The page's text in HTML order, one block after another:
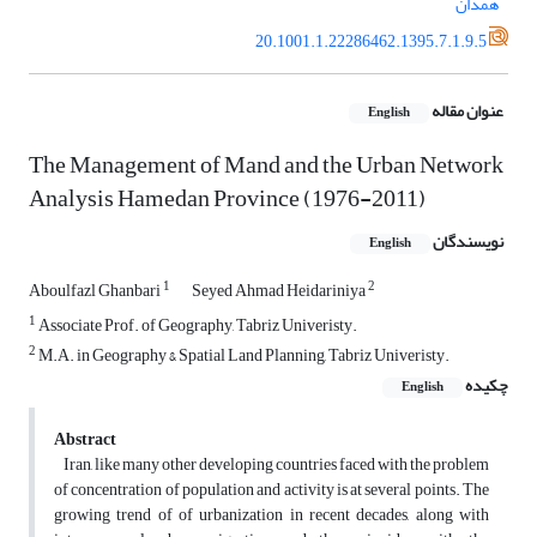
20.1001.1.22286462.1395.7.1.9.5
عنوان مقاله English
The Management of Mand and the Urban Network
Analysis Hamedan Province (1976-2011)
نویسندگان English
Aboulfazl Ghanbari1 Seyed Ahmad Heidariniya2
1Associate Prof. of Geography, Tabriz Univeristy.
2M.A. in Geography & Spatial Land Planning, Tabriz Univeristy.
چکیده
English
Abstract
Iran, like many other developing countries faced with the problem
of concentration of population and activity is at several points. The
growing trend of of urbanization in recent decades, along with